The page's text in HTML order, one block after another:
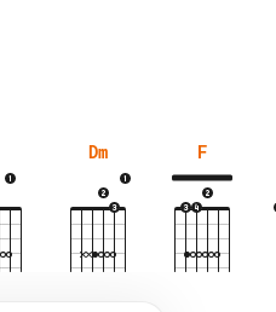
Dm F